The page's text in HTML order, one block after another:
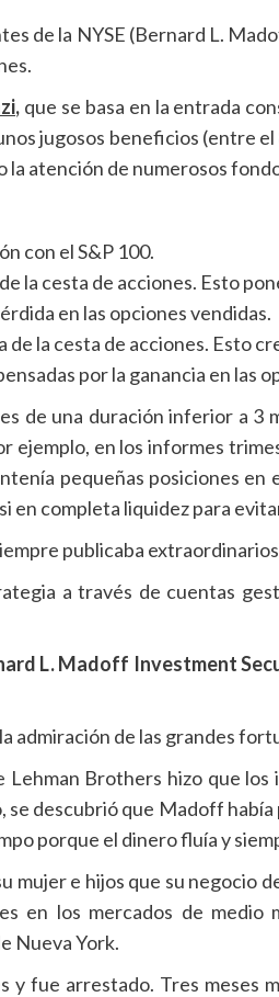
de la NYSE (Bernard L.
, que se basa en la entrada
jugosos beneficios (entre
atención de numerosos
con el S&P 100.
la cesta de acciones. Esto
en las opciones vendidas.
de la cesta de acciones. Esto
por la ganancia en las
de una duración inferior a 3
ejemplo, en los informes
pequeñas posiciones
en completa liquidez para
publicaba
a través de cuentas
L. Madoff Investment
admiración de las grandes
Brothers hizo que
descubrió que Madoff
porque el dinero fluía y
e hijos que su negocio
en los mercados de
Nueva York.
y fue arrestado. Tres meses